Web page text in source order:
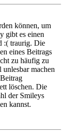
können, um
gibt es einen
:( traurig. Die
eines Beitrags
zu häufig zu
machen
löschen. Die
der Smileys
kannst.